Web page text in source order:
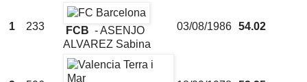
1 233 FCB - ASENJO
ALVAREZ Sabina
03/08/1986 54.02